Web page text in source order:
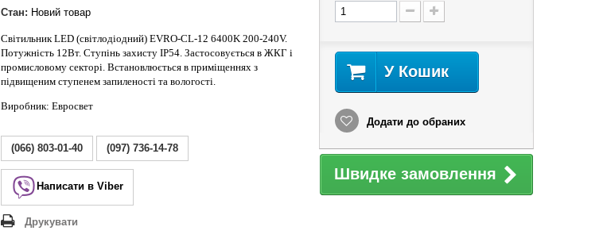
Стан: Новий товар
Світильник LED (світлодіодний) EVRO-CL-12 6400K 200-240V.
Потужність 12Вт. Ступінь захисту IP54. Застосовується в ЖКГ і
промисловому секторі. Встановлюється в приміщеннях з
підвищеним ступенем запиленості та вологості.
Виробник: Евросвет
(066) 803-01-40 (097) 736-14-78
Написати в Viber
Друкувати
У Кошик
Додати до обраних
Швидке замовлення